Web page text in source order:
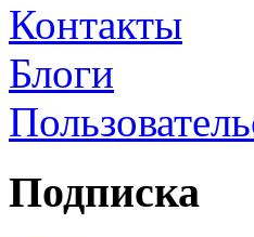
Контакты
Блоги
Подписка